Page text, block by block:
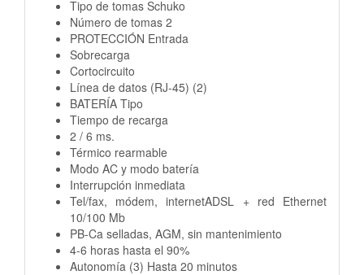
Tipo de tomas Schuko
Número de tomas 2
PROTECCIÓN Entrada
Sobrecarga
Cortocircuito
Línea de datos (RJ-45) (2)
BATERÍA Tipo
Tiempo de recarga
2 / 6 ms.
Térmico rearmable
Modo AC y modo batería
Interrupción inmediata
Tel/fax, módem, internetADSL + red Ethernet
10/100 Mb
PB-Ca selladas, AGM, sin mantenimiento
4-6 horas hasta el 90%
Autonomía (3) Hasta 20 minutos